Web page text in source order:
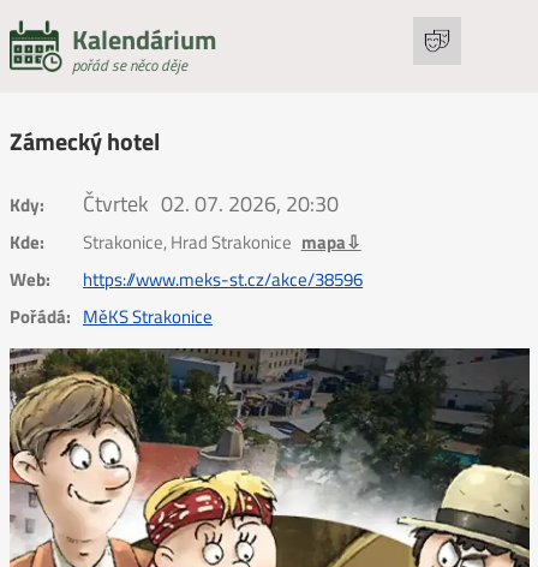
Kalendárium
pořád se něco děje
Zámecký hotel
Kdy: Čtvrtek 02. 07. 2026, 20:30
Kde: Strakonice, Hrad Strakonice mapa⇩
Web:
https://www.meks-st.cz/akce/38596
Pořádá: MěKS Strakonice